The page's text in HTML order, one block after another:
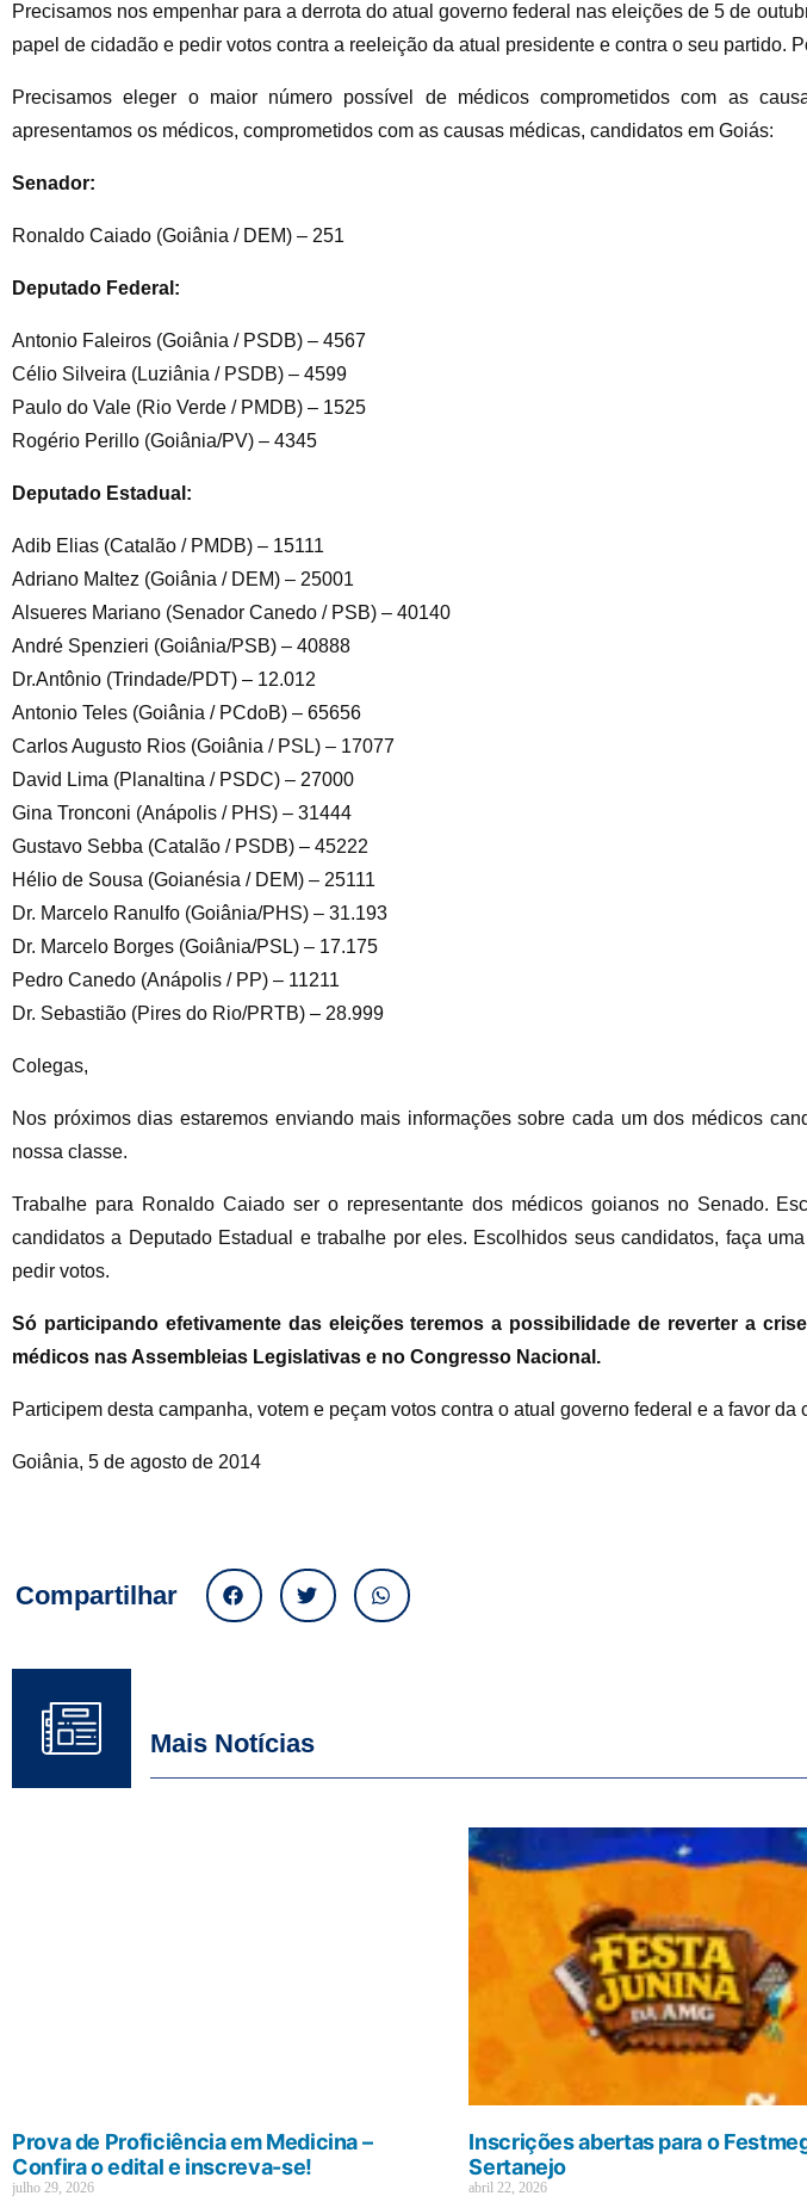
Precisamos nos empenhar para a derrota do atual governo federal nas eleições de 5 de
papel de cidadão e pedir votos contra a reeleição da atual presidente e contra o seu partido.
Precisamos eleger o maior número possível de médicos comprometidos com as
apresentamos os médicos, comprometidos com as causas médicas, candidatos em Goiás:
Senador:
Ronaldo Caiado (Goiânia / DEM) – 251
Deputado Federal:
Antonio Faleiros (Goiânia / PSDB) – 4567
Célio Silveira (Luziânia / PSDB) – 4599
Paulo do Vale (Rio Verde / PMDB) – 1525
Rogério Perillo (Goiânia/PV) – 4345
Deputado Estadual:
Adib Elias (Catalão / PMDB) – 15111
Adriano Maltez (Goiânia / DEM) – 25001
Alsueres Mariano (Senador Canedo / PSB) – 40140
André Spenzieri (Goiânia/PSB) – 40888
Dr.Antônio (Trindade/PDT) – 12.012
Antonio Teles (Goiânia / PCdoB) – 65656
Carlos Augusto Rios (Goiânia / PSL) – 17077
David Lima (Planaltina / PSDC) – 27000
Gina Tronconi (Anápolis / PHS) – 31444
Gustavo Sebba (Catalão / PSDB) – 45222
Hélio de Sousa (Goianésia / DEM) – 25111
Dr. Marcelo Ranulfo (Goiânia/PHS) – 31.193
Dr. Marcelo Borges (Goiânia/PSL) – 17.175
Pedro Canedo (Anápolis / PP) – 11211
Dr. Sebastião (Pires do Rio/PRTB) – 28.999
Colegas,
Nos próximos dias estaremos enviando mais informações sobre cada um dos médicos
nossa classe.
Trabalhe para Ronaldo Caiado ser o representante dos médicos goianos no Senado.
candidatos a Deputado Estadual e trabalhe por eles. Escolhidos seus candidatos, faça
pedir votos.
Só participando efetivamente das eleições teremos a possibilidade de reverter a
médicos nas Assembleias Legislativas e no Congresso Nacional.
Participem desta campanha, votem e peçam votos contra o atual governo federal e a favor
Goiânia, 5 de agosto de 2014
Compartilhar
Mais Notícias
Prova de Proficiência em Medicina –
Confira o edital e inscreva-se!
julho 29, 2026
Inscrições abertas para o
Sertanejo
abril 22, 2026